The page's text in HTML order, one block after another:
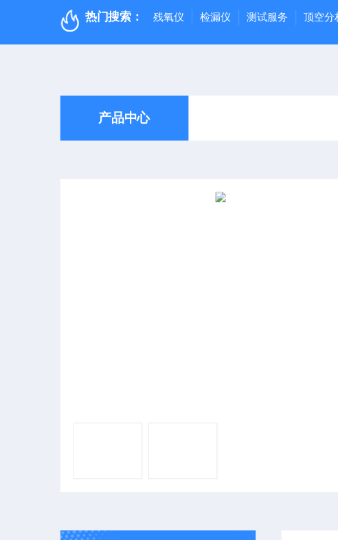
热门搜索： 残氧仪 检漏仪 测试服务 顶空分
产品中心